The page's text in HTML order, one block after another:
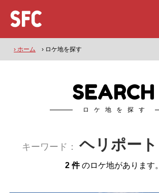
› ホーム › ロケ地を探す
SEARCH
ロケ地を探す
キーワード： ヘリポート
2 件のロケ地があります。